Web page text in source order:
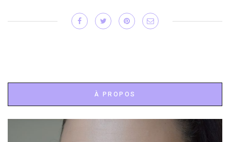
À PROPOS